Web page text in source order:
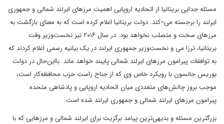
مسئله‌ جدایی بریتانیا از اتحادیه‌ اروپایی اهمیت مرزهای ایرلند شمالی و جمهوری
ایرلند را برجسته می¬کند. دولت بریتانیا اعلام کرده است که به معنای بازگشت به
مرزهای سخت و متصلب نخواهد بود. در سال ۲۰۱۶ نیز نخست‌وزیر وقت
بریتانیا، ترزا می و نخست‌وزیر جمهوری ایرلند در یک بیانیه‌ رسمی اعلام کردند که
به توافقات پیرامون مرزهای ایرلند شمالی پایبند خواهد ماند. بااین‌حال در دولت
بوریس جانسون با رویکرد خاص وی که از جناح راست حزب محافظه‌کار است،
موجب بروز چالش‌های متعددی میان اتحادیه اروپایی و پادشاهی متحده
پیرامون مرزهای ایرلند شمالی و جمهوری ایرلند شده است.
بزرگترین مسئله و بدیهی‌ترین پیامد برگزیت برای ایرلند شمالی و مرزهایی که با